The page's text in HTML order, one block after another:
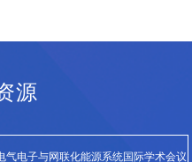
源
气电子与网联化能源系统国际学术会议